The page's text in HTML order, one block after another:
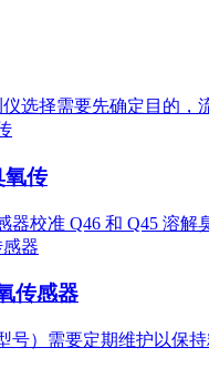
选择需要先确定目的，
氧传
器校准 Q46 和 Q45 溶
传感器
号）需要定期维护以保